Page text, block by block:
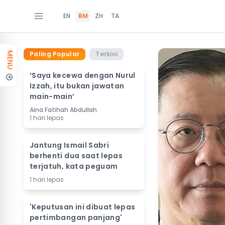
EN BM ZH TA
MENU Paling Popular Terkini
‘Saya kecewa dengan Nurul
Izzah, itu bukan jawatan
main-main’
Aina Fatihah Abdullah
1 hari lepas
Jantung Ismail Sabri
berhenti dua saat lepas
terjatuh, kata peguam
1 hari lepas
'Keputusan ini dibuat lepas
pertimbangan panjang'